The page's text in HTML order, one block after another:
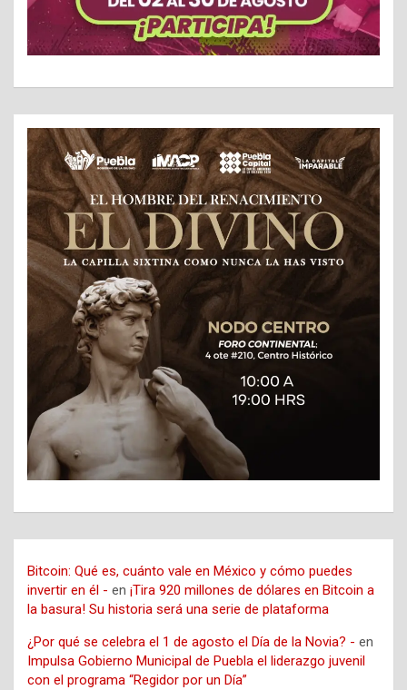
Bitcoin: Qué es, cuánto vale en México y cómo puedes
invertir en él - en ¡Tira 920 millones de dólares en Bitcoin a
la basura! Su historia será una serie de plataforma
¿Por qué se celebra el 1 de agosto el Día de la Novia? - en
Impulsa Gobierno Municipal de Puebla el liderazgo juvenil
con el programa “Regidor por un Día”